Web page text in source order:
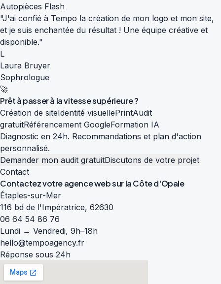
Autopièces Flash
"J'ai confié à Tempo la création de mon logo et mon site,
et je suis enchantée du résultat ! Une équipe créative et
disponible."
L
Laura Bruyer
Sophrologue
🚀
Prêt à passer à lavitesse supérieure?
Création de siteIdentité visuellePrintAudit
gratuitRéférencement GoogleFormation IA
Diagnostic en 24h. Recommandations et plan d'action
personnalisé.
Demander mon audit gratuitDiscutons de votre projet
Contact
Contactez votre agence web sur laCôte d'Opale
Étaples-sur-Mer
116 bd de l'Impératrice, 62630
06 64 54 86 76
Lundi → Vendredi, 9h–18h
hello@tempoagency.fr
Réponse sous 24h